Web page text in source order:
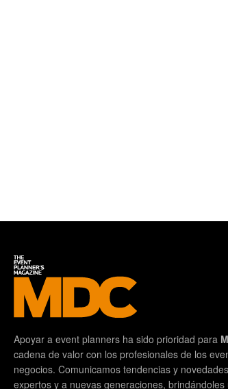
Apoyar a event planners ha sido prioridad para
cadena de valor con los profesionales de los
negocios. Comunicamos tendencias y
expertos y a nuevas generaciones,